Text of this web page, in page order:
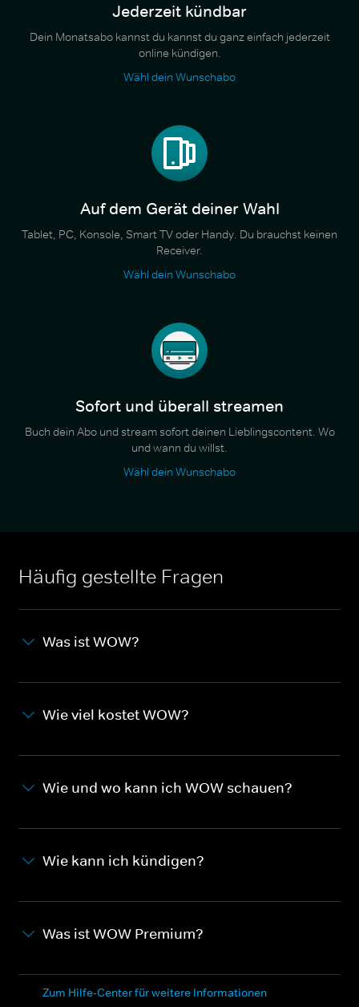
Jederzeit kündbar
Dein Monatsabo kannst du kannst du ganz einfach jederzeit
online kündigen.
Wähl dein Wunschabo
Auf dem Gerät deiner Wahl
Tablet, PC, Konsole, Smart TV oder Handy. Du brauchst keinen
Receiver.
Wähl dein Wunschabo
Sofort und überall streamen
Buch dein Abo und stream sofort deinen Lieblingscontent. Wo
und wann du willst.
Wähl dein Wunschabo
Häufig gestellte Fragen
Was ist WOW?
Wie viel kostet WOW?
Wie und wo kann ich WOW schauen?
Wie kann ich kündigen?
Was ist WOW Premium?
Zum Hilfe-Center für weitere Informationen